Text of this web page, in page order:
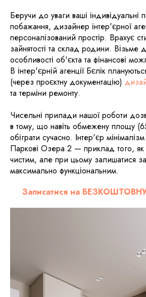
Беручи до уваги ваші індивідуальні
побажання, дизайнер інтер'єрної
персоналізований простір. Врахує
зайнятості та склад родини. Візьме
особливості об'єкта та фінансові
В інтер'єрній агенції Бєлік
(через проєктну документацію)
та терміни ремонту.
Чисельні прилади нашої роботи
в тому, що навіть обмежену площу
обіграти сучасно. Інтер'єр
Паркові Озера 2 — приклад того, як
чистим, але при цьому залишатися
максимально функціональним.
Записатися на БЕЗКОШТОВНУ